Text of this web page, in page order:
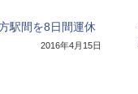
駅間を8日間運休
2016年4月15日